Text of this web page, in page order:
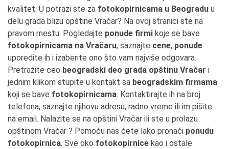
kvalitet. U potrazi ste za fotokopirnicama u Beogradu u
delu grada blizu opštine Vračar? Na ovoj stranici ste na
pravom mestu. Pogledajte ponude firmi koje se bave
fotokopirnicama na Vračaru, saznajte cene, ponude
uporedite ih i izaberite ono što vam najviše odgovara.
Pretražite ceo beogradski deo grada opštinu Vračar i
jednim klikom stupite u kontakt sa beogradskim firmama
koji se bave fotokopirnicama. Kontaktirajte ih na broj
telefona, saznajte njihovu adresu, radno vreme ili im pišite
na email. Nalazite se na opštini Vračar ili ste u prolazu
opštinom Vračar ? Pomoću nas ćete lako pronaći ponudu
fotokopirnica. Sve oko fotokopirnice kao i ostale